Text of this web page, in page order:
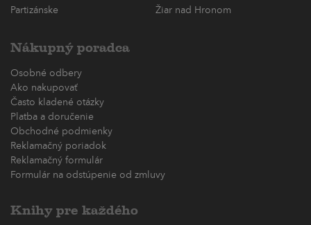
Partizánske
Žiar nad Hronom
Nákupný poradca
Osobné odbery
Ako nakupovať
Často kladené otázky
Platba a doručenie
Obchodné podmienky
Reklamačný poriadok
Reklamačný formulár
Formulár na odstúpenie od zmluvy
Knihy pre každého